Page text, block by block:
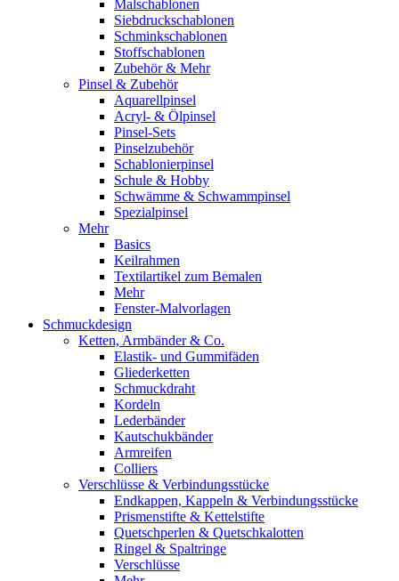
Malschablonen
Siebdruckschablonen
Schminkschablonen
Stoffschablonen
Zubehör & Mehr
Pinsel & Zubehör
Aquarellpinsel
Acryl- & Ölpinsel
Pinsel-Sets
Pinselzubehör
Schablonierpinsel
Schule & Hobby
Schwämme & Schwammpinsel
Spezialpinsel
Mehr
Basics
Keilrahmen
Textilartikel zum Bemalen
Mehr
Fenster-Malvorlagen
Schmuckdesign
Ketten, Armbänder & Co.
Elastik- und Gummifäden
Gliederketten
Schmuckdraht
Kordeln
Lederbänder
Kautschukbänder
Armreifen
Colliers
Verschlüsse & Verbindungsstücke
Endkappen, Kappeln & Verbindungsstücke
Prismenstifte & Kettelstifte
Quetschperlen & Quetschkalotten
Ringel & Spaltringe
Verschlüsse